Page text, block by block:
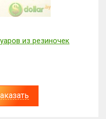
из резиночек